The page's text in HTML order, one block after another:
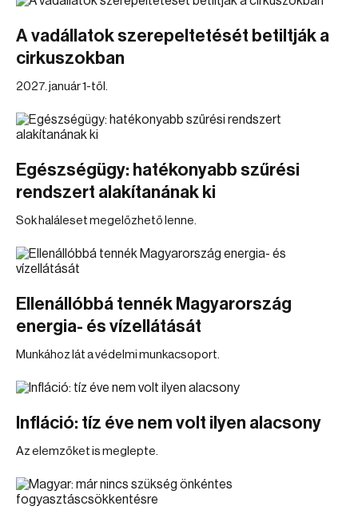
A vadállatok szerepeltetését betiltják a
cirkuszokban
2027. január 1-től.
Egészségügy: hatékonyabb szűrési
rendszert alakítanának ki
Sok haláleset megelőzhető lenne.
Ellenállóbbá tennék Magyarország
energia- és vízellátását
Munkához lát a védelmi munkacsoport.
Infláció: tíz éve nem volt ilyen alacsony
Az elemzőket is meglepte.